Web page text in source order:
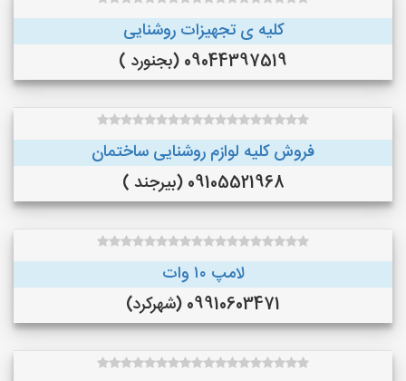
کلیه ی تجهیزات روشنایی
09044397519 (بجنورد )
فروش کلیه لوازم روشنایی ساختمان
09105521968 (بیرجند )
لامپ ۱۰ وات
09910603471 (شهرکرد)